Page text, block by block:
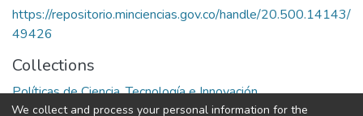
https://repositorio.minciencias.gov.co/handle/20.500.14143/
49426
Collections
Políticas de Ciencia, Tecnología e Innovación
We collect and process your personal information for the